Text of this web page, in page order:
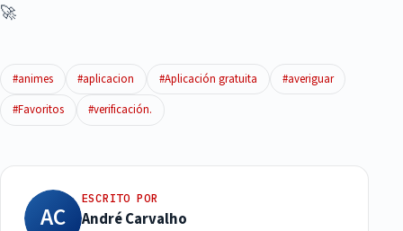
🚀
#animes #aplicacion #Aplicación gratuita
#averiguar
#Favoritos
#verificación.
AC
ESCRITO POR
André Carvalho